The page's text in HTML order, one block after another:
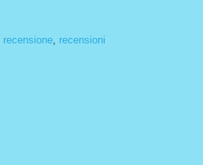
recensione, recensioni